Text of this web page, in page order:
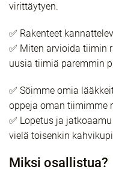
virittäytyen.
✅ Rakenteet
✅ Miten arvioida tiimin
uusia tiimiä paremmin
✅ Söimme omia
oppeja oman tiimimme
✅ Lopetus ja
vielä toisenkin
Miksi osallistua?